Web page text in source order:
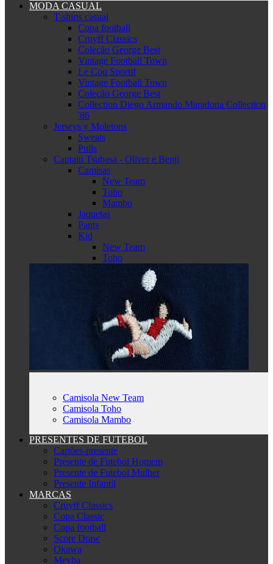
MODA CASUAL
T-shirts casual
Copa football
Cruyff Classics
Coleção George Best
Vintage Football Town
Le Coq Sportif
Vintage Football Town
Coleção George Best
Collection Diego Armando Maradona Collection
'86
Jerseys y Moletons
Sweats
Pulls
Captain Tsubasa - Oliver e Benji
Camisas
New Team
Toho
Mambo
Jaquetas
Pants
Kid
New Team
Toho
Camisola New Team
Camisola Toho
Camisola Mambo
PRESENTES DE FUTEBOL
Cartões-presente
Presente de Futebol Homem
Presente de Futebol Mulher
Presente Infantil
MARCAS
Cruyff Classics
Copa Classic
Copa football
Score Draw
Okawa
Meyba